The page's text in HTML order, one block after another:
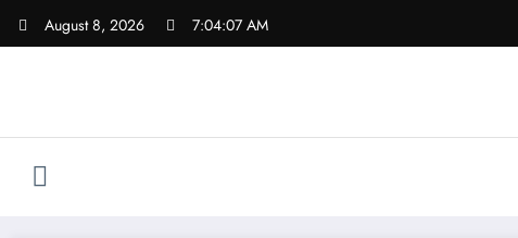
August 8, 2026 7:04:08 AM